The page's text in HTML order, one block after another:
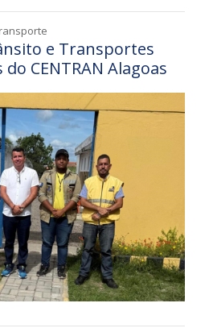
e Transportes
CENTRAN Alagoas